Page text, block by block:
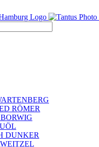
RÖMER
DUNKER